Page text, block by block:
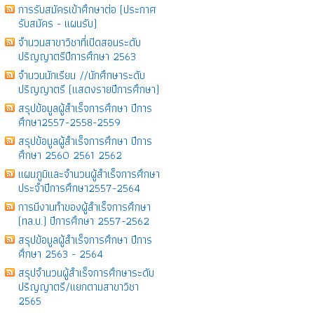
การรับสมัครเข้าศึกษาต่อ (ประกาศ
รับสมัคร - แผนรับ)
จำนวนสาขาวิชาที่เปิดสอนระดับ
ปริญญาตรีปีการศึกษา 2563
จำนวนนักเรียน //นักศึกษาระดับ
ปริญญาตรี (แสดงรายปีการศึกษา)
สรุปข้อมูลผู้สำเร็จการศึกษา ปีการ
ศึกษา2557-2558-2559
สรุปข้อมูลผู้สำเร็จการศึกษา ปีการ
ศึกษา 2560 2561 2562
แผนภูมิและจำนวนผู้สำเร็จการศึกษา
ประจำปีการศึกษา2557-2564
การมีงานทำของผู้สำเร็จการศึกษา
(ทล.บ.) ปีการศึกษา 2557-2562
สรุปข้อมูลผู้สำเร็จการศึกษา ปีการ
ศึกษา 2563 - 2564
สรุปจำนวนผู้สำเร็จการศึกษาระดับ
ปริญญาตรี/แยกตามสาขาวิชา
2565